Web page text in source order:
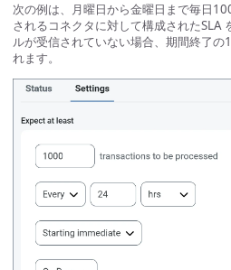
次の例は、月曜日から金曜日まで毎日
されるコネクタに対して構成されたSLA
ルが受信されていない場合、期間終了の
れます。